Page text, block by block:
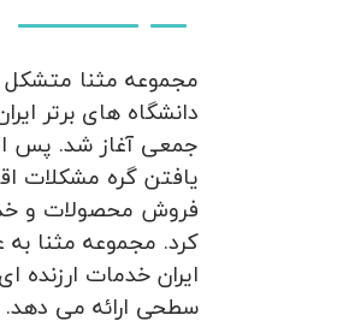
مجموعه مثنا متشکل
جمعی آغاز شد. پس
یافتن گره مشکلات
فروش محصولات و
کرد. مجموعه مثنا
ایران خدمات ارزنده
سطحی ارائه می دهد.